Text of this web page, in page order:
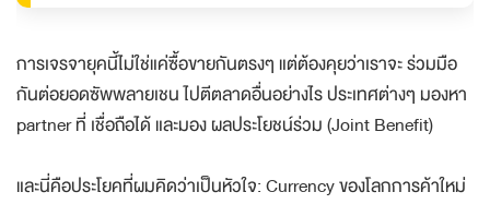
การเจรจายุคนี้ไม่ใช่แค่ซื้อขายกันตรงๆ แต่ต้องคุยว่าเราจะ ร่วมมือ
กันต่อยอดซัพพลายเชน ไปตีตลาดอื่นอย่างไร ประเทศต่างๆ มองหา
partner ที่ เชื่อถือได้ และมอง ผลประโยชน์ร่วม (Joint Benefit)
และนี่คือประโยคที่ผมคิดว่าเป็นหัวใจ: Currency ของโลกการค้าใหม่